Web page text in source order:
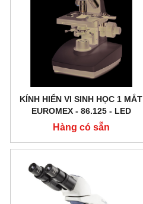
KÍNH HIỂN VI SINH HỌC 1 MẮT
EUROMEX - 86.125 ‑ LED
Hàng có sẵn